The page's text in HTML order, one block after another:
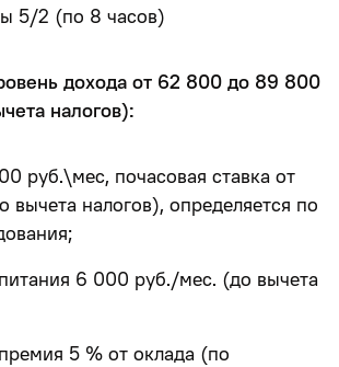
5/2 (по 8 часов)
дохода от 62 800 до 89 800
налогов):
руб.\мес, почасовая ставка от
вычета налогов), определяется по
6 000 руб./мес. (до вычета
5 % от оклада (по